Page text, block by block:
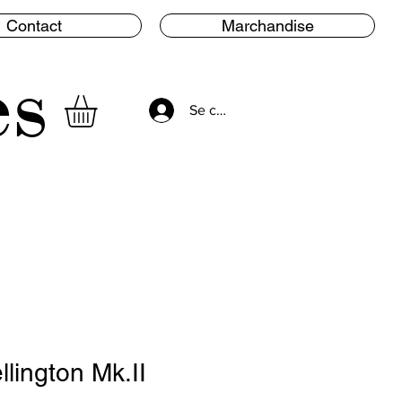
Contact Marchandise
Se connecter
Mk.II